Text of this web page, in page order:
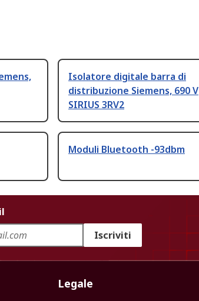
Isolatore digitale barra di
distribuzione Siemens, 690 V
SIRIUS 3RV2
Moduli Bluetooth -93dbm
Iscriviti
Legale